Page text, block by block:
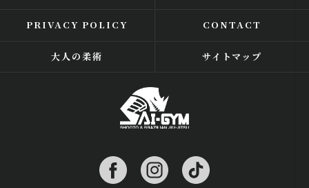
PRIVACY POLICY CONTACT
大人の柔術 サイトマップ